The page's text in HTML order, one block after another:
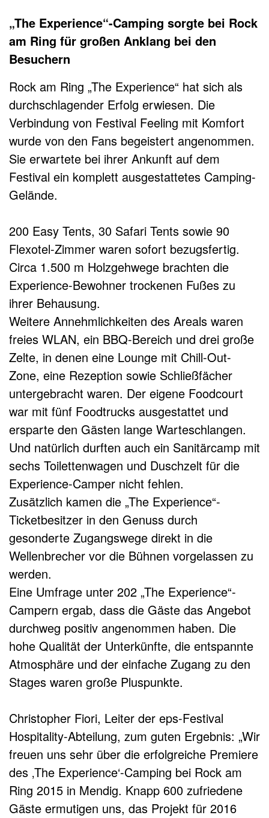
„The Experience“-Camping sorgte bei Rock
am Ring für großen Anklang bei den
Besuchern
Rock am Ring „The Experience“ hat sich als
durchschlagender Erfolg erwiesen. Die
Verbindung von Festival Feeling mit Komfort
wurde von den Fans begeistert angenommen.
Sie erwartete bei ihrer Ankunft auf dem
Festival ein komplett ausgestattetes Camping-
Gelände.
200 Easy Tents, 30 Safari Tents sowie 90
Flexotel-Zimmer waren sofort bezugsfertig.
Circa 1.500 m Holzgehwege brachten die
Experience-Bewohner trockenen Fußes zu
ihrer Behausung.
Weitere Annehmlichkeiten des Areals waren
freies WLAN, ein BBQ-Bereich und drei große
Zelte, in denen eine Lounge mit Chill-Out-
Zone, eine Rezeption sowie Schließfächer
untergebracht waren. Der eigene Foodcourt
war mit fünf Foodtrucks ausgestattet und
ersparte den Gästen lange Warteschlangen.
Und natürlich durften auch ein Sanitärcamp mit
sechs Toilettenwagen und Duschzelt für die
Experience-Camper nicht fehlen.
Zusätzlich kamen die „The Experience“-
Ticketbesitzer in den Genuss durch
gesonderte Zugangswege direkt in die
Wellenbrecher vor die Bühnen vorgelassen zu
werden.
Eine Umfrage unter 202 „The Experience“-
Campern ergab, dass die Gäste das Angebot
durchweg positiv angenommen haben. Die
hohe Qualität der Unterkünfte, die entspannte
Atmosphäre und der einfache Zugang zu den
Stages waren große Pluspunkte.
Christopher Fiori, Leiter der eps-Festival
Hospitality-Abteilung, zum guten Ergebnis: „Wir
freuen uns sehr über die erfolgreiche Premiere
des ‚The Experience‘-Camping bei Rock am
Ring 2015 in Mendig. Knapp 600 zufriedene
Gäste ermutigen uns, das Projekt für 2016